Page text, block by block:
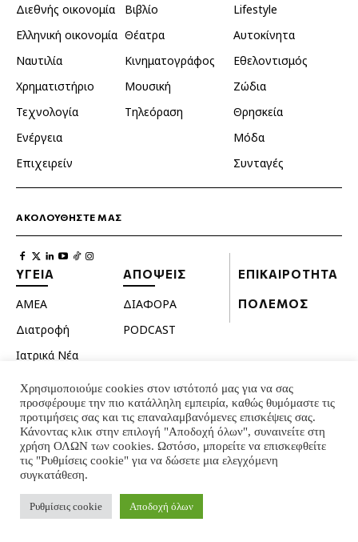
Διεθνής οικονομία
Ελληνική οικονομία
Ναυτιλία
Χρηματιστήριο
Τεχνολογία
Ενέργεια
Επιχειρείν
Βιβλίο
Θέατρα
Κινηματογράφος
Μουσική
Τηλεόραση
Lifestyle
Αυτοκίνητα
Εθελοντισμός
Ζώδια
Θρησκεία
Μόδα
Συνταγές
ΑΚΟΛΟΥΘΗΣΤΕ ΜΑΣ
ΥΓΕΙΑ
ΑΜΕΑ
Διατροφή
Ιατρικά Νέα
Κατοικίδια
Ομορφιά
Σεξουαλική ζωή
Ψυχολογία
ΑΠΟΨΕΙΣ
ΔΙΑΦΟΡΑ
PODCAST
ΕΠΙΚΑΙΡΟΤΗΤΑ
ΠΟΛΕΜΟΣ
© INTERNATIONAL INFO 2024 - ALL RIGHTS RESERVED
Χρησιμοποιούμε cookies στον ιστότοπό μας για να σας
προσφέρουμε την πιο κατάλληλη εμπειρία, καθώς θυμόμαστε τις
προτιμήσεις σας και τις επαναλαμβανόμενες επισκέψεις σας.
Κάνοντας κλικ στην επιλογή "Αποδοχή όλων", συναινείτε στη
χρήση ΟΛΩΝ των cookies. Ωστόσο, μπορείτε να επισκεφθείτε
τις "Ρυθμίσεις cookie" για να δώσετε μια ελεγχόμενη
συγκατάθεση.
Ρυθμίσεις cookie Αποδοχή όλων